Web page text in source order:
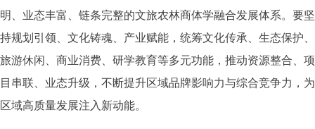
明、业态丰富、链条完整的文旅农林商体学融合发展体系。要坚
持规划引领、文化铸魂、产业赋能，统筹文化传承、生态保护、
旅游休闲、商业消费、研学教育等多元功能，推动资源整合、项
目串联、业态升级，不断提升区域品牌影响力与综合竞争力，为
区域高质量发展注入新动能。